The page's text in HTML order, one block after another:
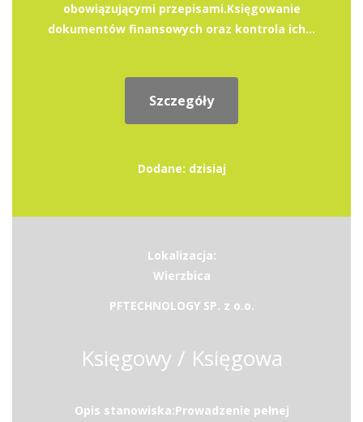
obowiązującymi przepisami.Księgowanie
dokumentów finansowych oraz kontrola ich...
Szczegóły
Dodane: dzisiaj
Lokalizacja:
Wierzbica
PFTECHNOLOGY SP. z o.o.
Księgowy / Księgowa
Opis stanowiska:Prowadzenie pełnej